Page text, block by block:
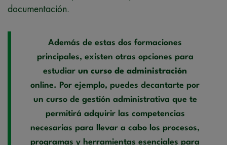
documentación.
Además de estas dos formaciones
principales, existen otras opciones para
estudiar un curso de administración
online. Por ejemplo, puedes decantarte por
un curso de gestión administrativa que te
permitirá adquirir las competencias
necesarias para llevar a cabo los procesos,
programas y herramientas esenciales para